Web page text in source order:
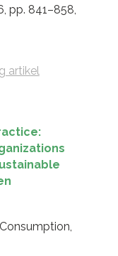
pp. 841–858,
artikel